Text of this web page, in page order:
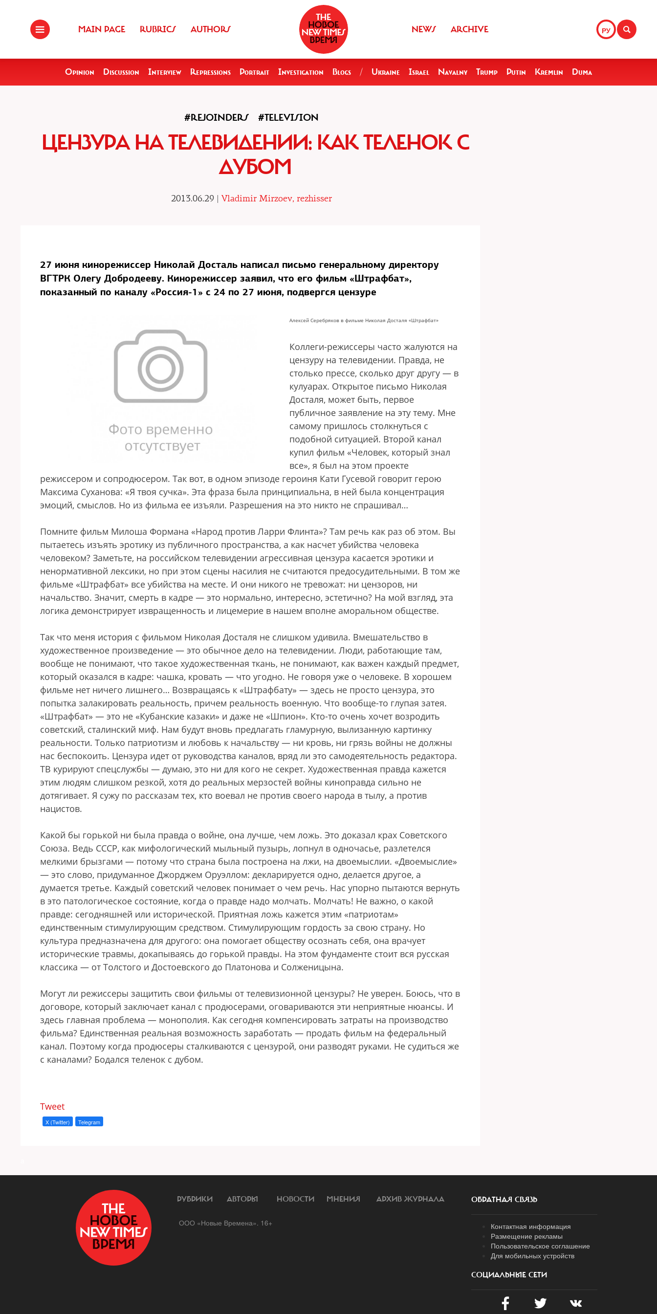
MAIN PAGE RUBRICS AUTHORS РУ
NEWS ARCHIVE
Opinion Discussion Interview Repressions Portrait Investigation Blogs / Ukraine Israel Navalny Trump Putin Kremlin Duma
#REJOINDERS #TELEVISION
ЦЕНЗУРА НА ТЕЛЕВИДЕНИИ: КАК ТЕЛЕНОК С
ДУБОМ
2013.06.29 | Vladimir Mirzoev, rezhisser
27 июня кинорежиссер Николай Досталь написал письмо генеральному директору
ВГТРК Олегу Добродееву. Кинорежиссер заявил, что его фильм «Штрафбат»,
показанный по каналу «Россия-1» с 24 по 27 июня, подвергся цензуре
Алексей Серебряков в фильме Николая Досталя «Штрафбат»
Коллеги-режиссеры часто жалуются на
цензуру на телевидении. Правда, не
столько прессе, сколько друг другу — в
кулуарах. Открытое письмо Николая
Досталя, может быть, первое
публичное заявление на эту тему. Мне
самому пришлось столкнуться с
подобной ситуацией. Второй канал
купил фильм «Человек, который знал
все», я был на этом проекте
режиссером и сопродюсером. Так вот, в одном эпизоде героиня Кати Гусевой говорит герою
Максима Суханова: «Я твоя сучка». Эта фраза была принципиальна, в ней была концентрация
эмоций, смыслов. Но из фильма ее изъяли. Разрешения на это никто не спрашивал…
Помните фильм Милоша Формана «Народ против Ларри Флинта»? Там речь как раз об этом. Вы
пытаетесь изъять эротику из публичного пространства, а как насчет убийства человека
человеком? Заметьте, на российском телевидении агрессивная цензура касается эротики и
ненормативной лексики, но при этом сцены насилия не считаются предосудительными. В том же
фильме «Штрафбат» все убийства на месте. И они никого не тревожат: ни цензоров, ни
начальство. Значит, смерть в кадре — это нормально, интересно, эстетично? На мой взгляд, эта
логика демонстрирует извращенность и лицемерие в нашем вполне аморальном обществе.
Так что меня история с фильмом Николая Досталя не слишком удивила. Вмешательство в
художественное произведение — это обычное дело на телевидении. Люди, работающие там,
вообще не понимают, что такое художественная ткань, не понимают, как важен каждый предмет,
который оказался в кадре: чашка, кровать — что угодно. Не говоря уже о человеке. В хорошем
фильме нет ничего лишнего… Возвращаясь к «Штрафбату» — здесь не просто цензура, это
попытка залакировать реальность, причем реальность военную. Что вообще-то глупая затея.
«Штрафбат» — это не «Кубанские казаки» и даже не «Шпион». Кто-то очень хочет возродить
советский, сталинский миф. Нам будут вновь предлагать гламурную, вылизанную картинку
реальности. Только патриотизм и любовь к начальству — ни кровь, ни грязь войны не должны
нас беспокоить. Цензура идет от руководства каналов, вряд ли это самодеятельность редактора.
ТВ курируют спецслужбы — думаю, это ни для кого не секрет. Художественная правда кажется
этим людям слишком резкой, хотя до реальных мерзостей войны киноправда сильно не
дотягивает. Я сужу по рассказам тех, кто воевал не против своего народа в тылу, а против
нацистов.
Какой бы горькой ни была правда о войне, она лучше, чем ложь. Это доказал крах Советского
Союза. Ведь СССР, как мифологический мыльный пузырь, лопнул в одночасье, разлетелся
мелкими брызгами — потому что страна была построена на лжи, на двоемыслии. «Двоемыслие»
— это слово, придуманное Джорджем Оруэллом: декларируется одно, делается другое, а
думается третье. Каждый советский человек понимает о чем речь. Нас упорно пытаются вернуть
в это патологическое состояние, когда о правде надо молчать. Молчать! Не важно, о какой
правде: сегодняшней или исторической. Приятная ложь кажется этим «патриотам»
единственным стимулирующим средством. Стимулирующим гордость за свою страну. Но
культура предназначена для другого: она помогает обществу осознать себя, она врачует
исторические травмы, докапываясь до горькой правды. На этом фундаменте стоит вся русская
классика — от Толстого и Достоевского до Платонова и Солженицына.
Могут ли режиссеры защитить свои фильмы от телевизионной цензуры? Не уверен. Боюсь, что в
договоре, который заключает канал с продюсерами, оговариваются эти неприятные нюансы. И
здесь главная проблема — монополия. Как сегодня компенсировать затраты на производство
фильма? Единственная реальная возможность заработать — продать фильм на федеральный
канал. Поэтому когда продюсеры сталкиваются с цензурой, они разводят руками. Не судиться же
с каналами? Бодался теленок с дубом.
Tweet
X (Twitter) Telegram
РУБРИКИ АВТОРЫ НОВОСТИ МНЕНИЯ АРХИВ ЖУРНАЛА
ООО «Новые Времена». 16+
ОБРАТНАЯ СВЯЗЬ
Контактная информация
Размещение рекламы
Пользовательское соглашение
Для мобильных устройств
СОЦИАЛЬНЫЕ СЕТИ